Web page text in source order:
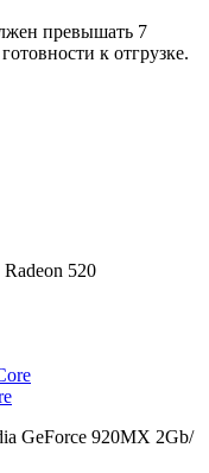
превышать 7
к отгрузке.
520
GeForce 920MX 2Gb/